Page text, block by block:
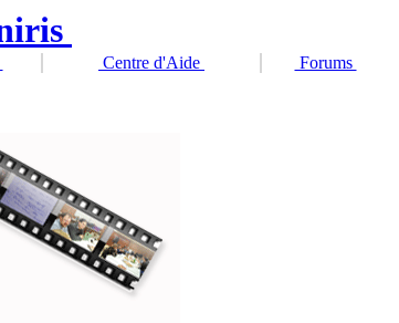
Centre d'Aide
Forums